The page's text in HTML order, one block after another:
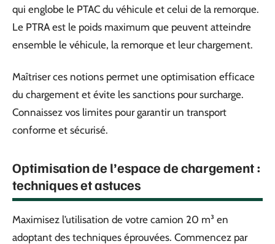
qui englobe le PTAC du véhicule et celui de la remorque.
Le PTRA est le poids maximum que peuvent atteindre
ensemble le véhicule, la remorque et leur chargement.
Maîtriser ces notions permet une optimisation efficace
du chargement et évite les sanctions pour surcharge.
Connaissez vos limites pour garantir un transport
conforme et sécurisé.
Optimisation de l’espace de chargement :
techniques et astuces
Maximisez l’utilisation de votre camion 20 m³ en
adoptant des techniques éprouvées. Commencez par